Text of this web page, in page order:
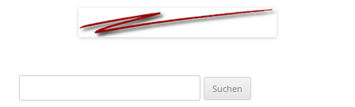
nach: